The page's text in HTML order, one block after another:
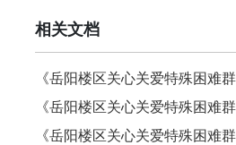
相关文档